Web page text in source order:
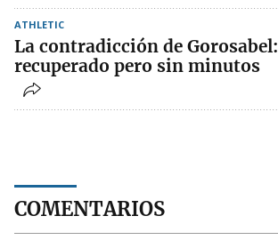
ATHLETIC
La contradicción de Gorosabel:
recuperado pero sin minutos
COMENTARIOS